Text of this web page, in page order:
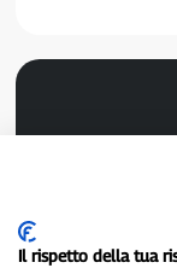
Il rispetto della tua